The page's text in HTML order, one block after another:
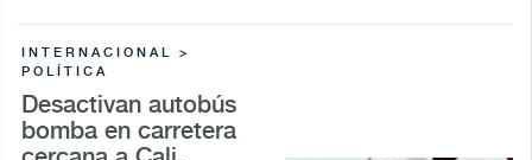
INTERNACIONAL >
POLÍTICA
Desactivan autobús
bomba en carretera